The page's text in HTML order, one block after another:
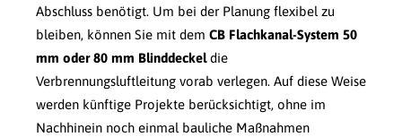
Abschluss benötigt. Um bei der Planung flexibel zu
bleiben, können Sie mit dem CB Flachkanal-System 50
mm oder 80 mm Blinddeckeldie
Verbrennungsluftleitung vorab verlegen. Auf diese Weise
werden künftige Projekte berücksichtigt, ohne im
Nachhinein noch einmal bauliche Maßnahmen